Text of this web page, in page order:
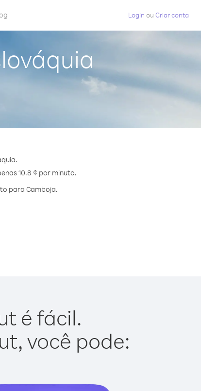
Login ou Criar conta
10.8 ¢ por minuto.
para Camboja.
é fácil.
você pode: